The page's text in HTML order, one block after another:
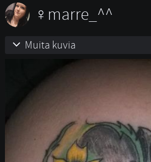
marre_^^
Muita kuvia